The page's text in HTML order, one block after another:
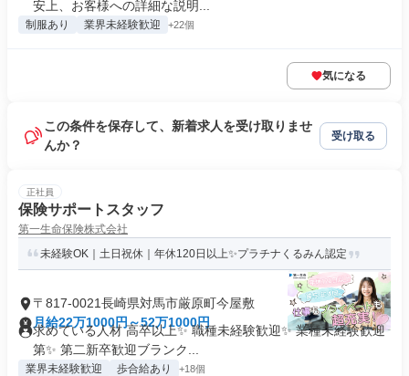
安上、お客様への詳細な説明...
制服あり 業界未経験歓迎 +22個
気になる
この条件を保存して、新着求人を受け取りませ
んか？
受け取る
正社員
保険サポートスタッフ
第一生命保険株式会社
未経験OK｜土日祝休｜年休120日以上✨プラチナくるみん認定
〒817-0021長崎県対馬市厳原町今屋敷
月給22万1000円～52万1000円
求めている人材 高卒以上✨ 職種未経験歓迎✨ 業種未経験歓迎
第✨ 第二新卒歓迎ブランク...
業界未経験歓迎 歩合給あり +18個